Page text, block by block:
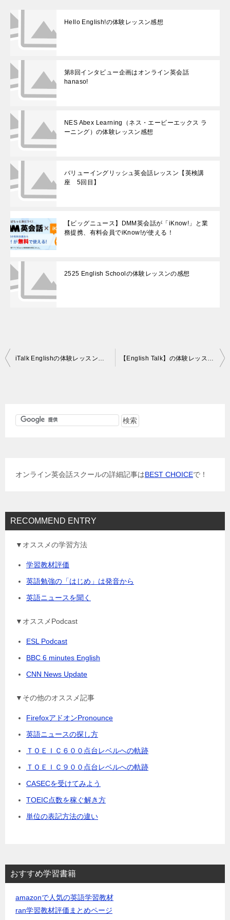
Hello English!の体験レッスン感想
第8回インタビュー企画はオンライン英会話
hanaso!
NES Abex Learning（ネス・エービーエックス ラ
ーニング）の体験レッスン感想
バリューイングリッシュ英会話レッスン【英検講
座 5回目】
【ビッグニュース】DMM英会話が「iKnow!」と業
務提携、有料会員でiKnow!が使える！
2525 English Schoolの体験レッスンの感想
投
オンライン英会話スクールの詳細記事はBEST CHOICEで！
RECOMMEND ENTRY
▼オススメの学習方法
学習教材評価
英語勉強の「はじめ」は発音から
英語ニュースを聞く
▼オススメPodcast
ESL Podcast
BBC 6 minutes English
CNN News Update
▼その他のオススメ記事
FirefoxアドオンPronounce
英語ニュースの探し方
ＴＯＥＩＣ６００点台レベルへの軌跡
ＴＯＥＩＣ９００点台レベルへの軌跡
CASECを受けてみよう
TOEIC点数を稼ぐ解き方
単位の表記方法の違い
おすすめ学習書籍
amazonで人気の英語学習教材
ran学習教材評価まとめページ